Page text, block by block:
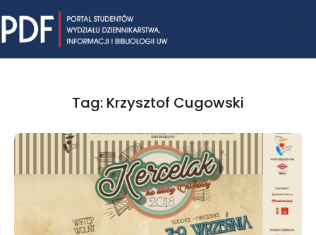
to
content
Tag: Krzysztof Cugowski